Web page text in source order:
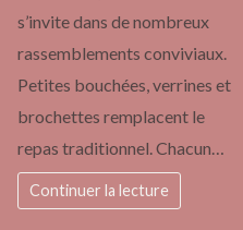
s’invite dans de nombreux
rassemblements conviviaux.
Petites bouchées, verrines et
brochettes remplacent le
repas traditionnel. Chacun…
Continuer la lecture